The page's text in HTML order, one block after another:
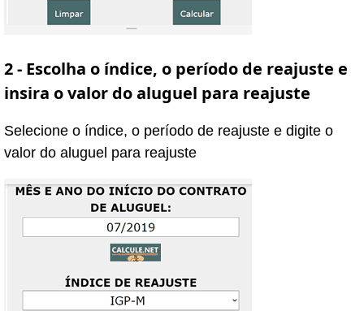
2 - Escolha o índice, o período de reajuste e
insira o valor do aluguel para reajuste
Selecione o índice, o período de reajuste e digite o
valor do aluguel para reajuste